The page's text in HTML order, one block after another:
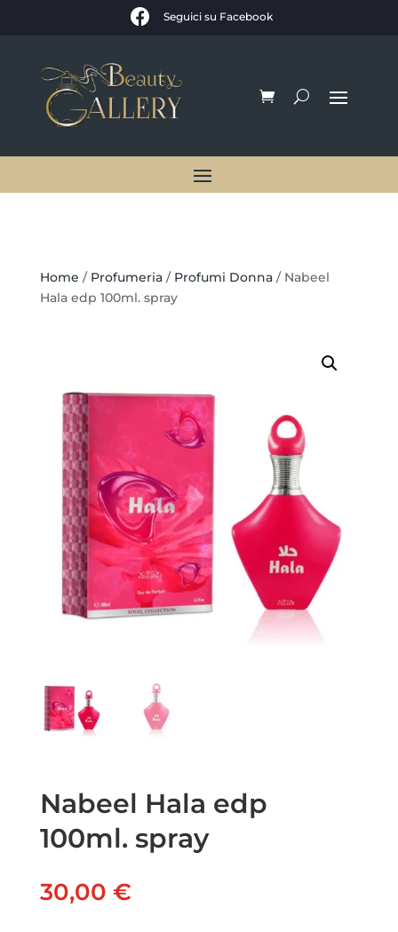
 Seguici su Facebook
Home / Profumeria/ Profumi Donna/ Nabeel
Hala edp 100ml. spray
Nabeel Hala edp
100ml. spray
30,00 €